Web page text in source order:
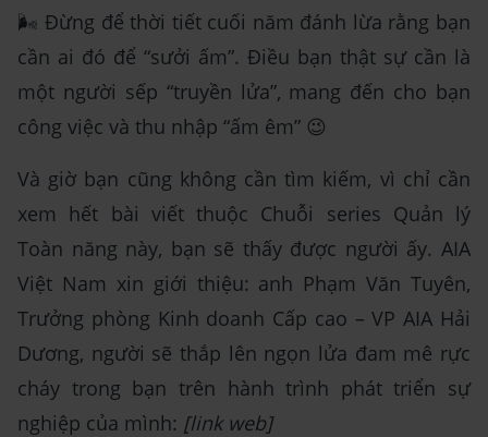
🌬️ Đừng để thời tiết cuối năm đánh lừa rằng bạn
cần ai đó để “sưởi ấm”. Điều bạn thật sự cần là
một người sếp “truyền lửa”, mang đến cho bạn
công việc và thu nhập “ấm êm” 😉
Và giờ bạn cũng không cần tìm kiếm, vì chỉ cần
xem hết bài viết thuộc Chuỗi series Quản lý
Toàn năng này, bạn sẽ thấy được người ấy. AIA
Việt Nam xin giới thiệu: anh Phạm Văn Tuyên,
Trưởng phòng Kinh doanh Cấp cao – VP AIA Hải
Dương, người sẽ thắp lên ngọn lửa đam mê rực
cháy trong bạn trên hành trình phát triển sự
nghiệp của mình: [link web]